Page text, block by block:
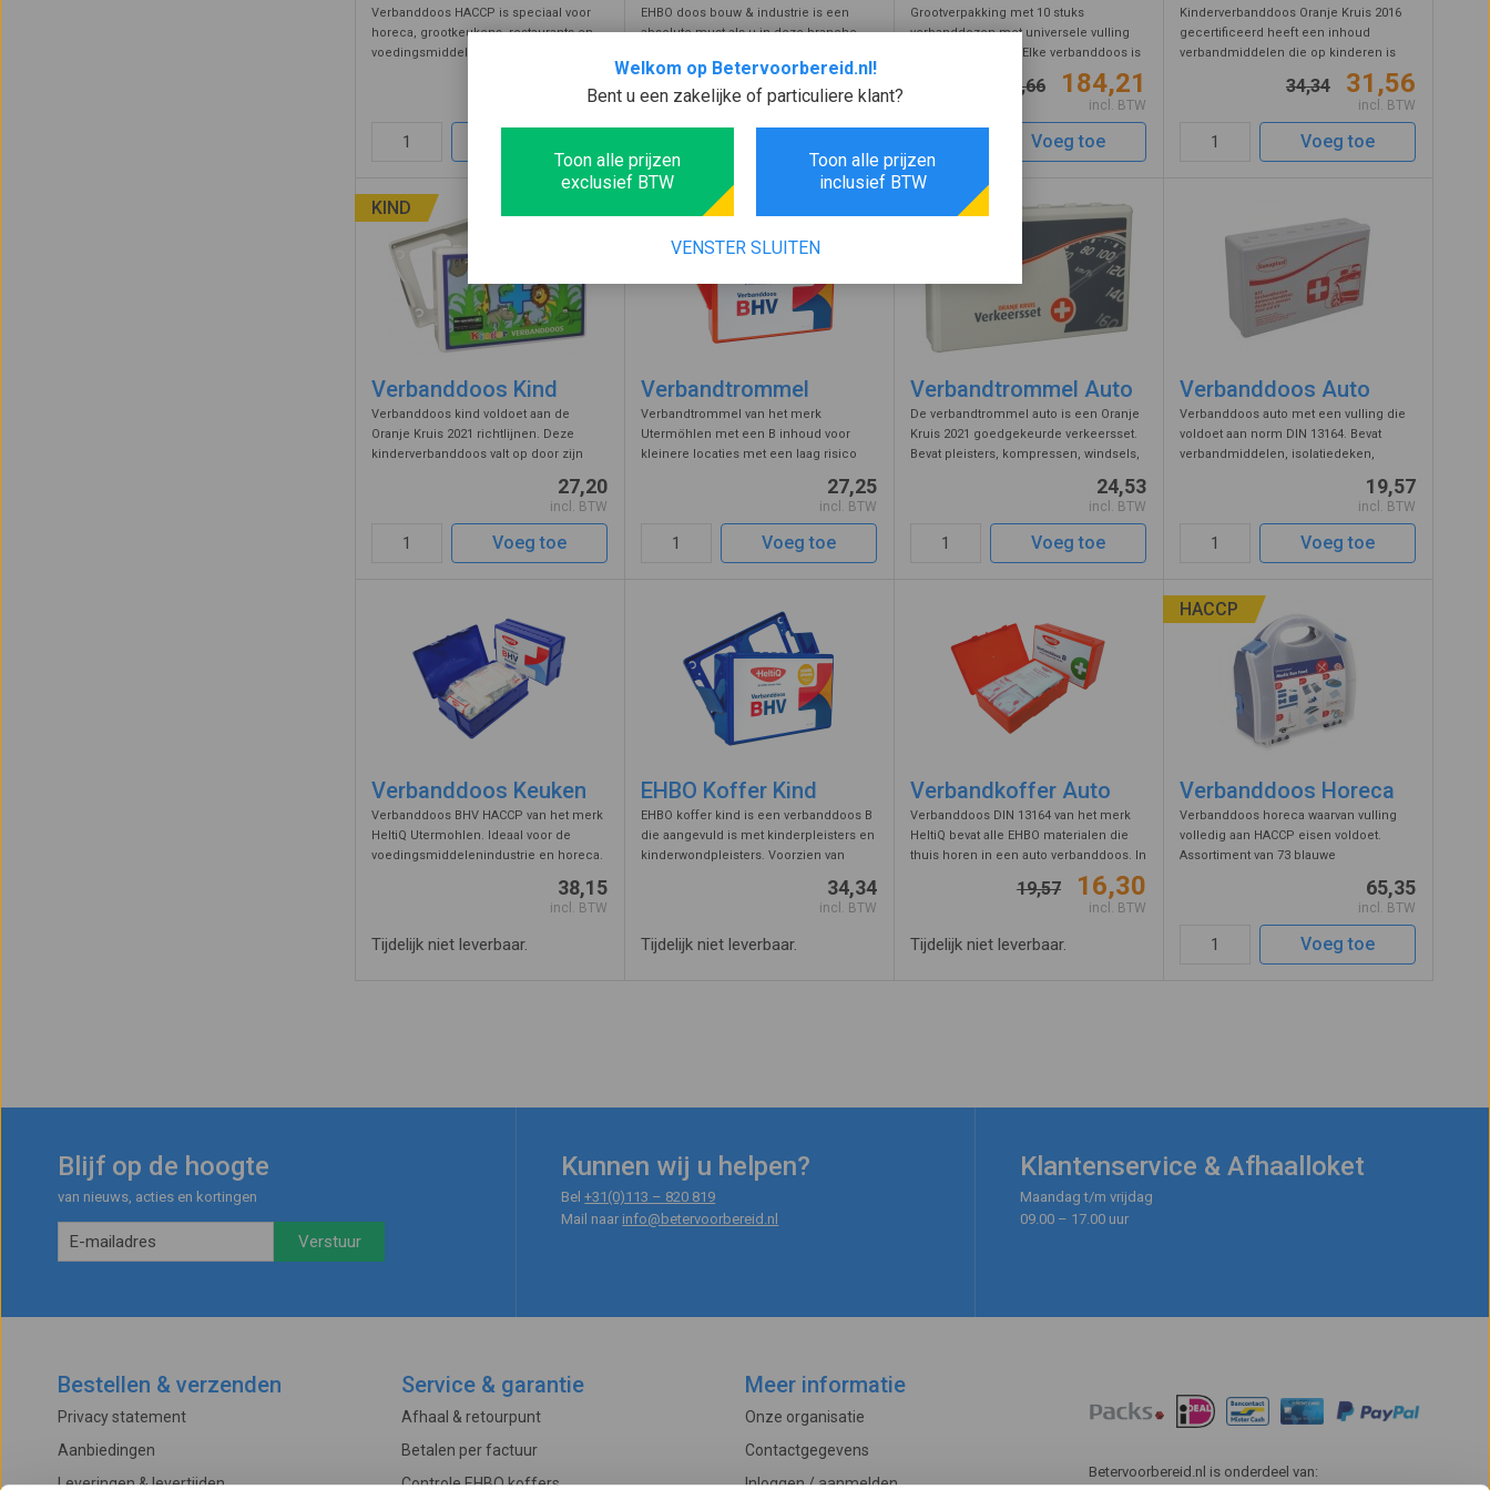
Verbanddoos HACCP is speciaal voor
horeca, grootkeukens, restaurants en
voedingsmiddelen industrie.
voorkomen dat er onopgeme ...
21,75
incl. BTW
EHBO doos bouw & industrie is een
absolute must als u in deze branche
verhouding een hoog aantal werk
gerelateerde ongevallen. Het werken
gebouwen i ...
26,98 21,75
incl. BTW
Grootverpakking met 10 stuks
verbanddozen met universele vulling
verbandmiddelen. Elke verbanddoos is
voorzien van een groene EHBO sticker
en wandbeugel. Deze EHBO doos komt
goed van pas bij kleine ongelukjes en
bev ...
195,66 184,21
incl. BTW
Voeg toe
Kinderverbanddoos Oranje Kruis 2016
gecertificeerd heeft een inhoud
verbandmiddelen die op kinderen is
afgestemd, en pleisters met een
kindvriendelijke print. Extra grappig is
het vel met 22 kanjerstickers, daar wor
34,34 31,56
incl. BTW
Voeg toe
KIND
Verbanddoos Kind
Verbanddoos kind voldoet aan de
Oranje Kruis 2021 richtlijnen. Deze
kinderverbanddoos valt op door zijn
Bevestig deze verbandkoffer aan de
wand in uw kinderopvang, school of crè
27,20
incl. BTW
Voeg toe
Verbandtrommel
Verbandtrommel van het merk
Utermöhlen met een B inhoud voor
kleinere locaties met een laag risico
wordt geleverd met beugel voor
bevestiging aan de muur of wand van
uw bedrijfs ...
27,25
incl. BTW
Voeg toe
Verbandtrommel Auto
De verbandtrommel auto is een Oranje
Kruis 2021 goedgekeurde verkeersset.
Bevat pleisters, kompressen, windsels,
reddingsdeken, handschoenen, schaar
en pincet. Ook erg handig als u ...
24,53
incl. BTW
Voeg toe
Verbanddoos Auto
Verbanddoos auto met een vulling die
voldoet aan norm DIN 13164. Bevat
verbandmiddelen, isolatiedeken,
vingertoppleisters en pleisterstrips.
Verder treft u in de inhoud een
verbandsch ...
19,57
incl. BTW
Voeg toe
Verbanddoos Keuken
Verbanddoos BHV HACCP van het merk
HeltiQ Utermohlen. Ideaal voor de
voedingsmiddelenindustrie en horeca.
EHBO materialen. Wordt geleverd38,15
incl. BTW
Tijdelijk niet leverbaar.
EHBO Koffer Kind
EHBO koffer kind is een verbanddoos B
die aangevuld is met kinderpleisters en
kinderwondpleisters. Voorzien van
muur. Zo heeft u bij kleine ongelukjes
thuis, kinderopvang of school ...
34,34
incl. BTW
Tijdelijk niet leverbaar.
Verbandkoffer Auto
Verbanddoos DIN 13164 van het merk
HeltiQ bevat alle EHBO materialen die
thuis horen in een auto verbanddoos. In
sommige landen is het bij hebben van
deze koffer verplicht.19,57 16,30
incl. BTW
Tijdelijk niet leverbaar.
HACCP
Verbanddoos Horeca
Verbanddoos horeca waarvan vulling
volledig aan HACCP eisen voldoet.
Assortiment van 73 blauwe
verbanden en zwachtels, 3 hydrogel
vingercondooms, rol bla ...
65,35
incl. BTW
Voeg toe
Blijf op de hoogte
van nieuws, acties en kortingen
Kunnen wij u helpen?
Bel+31(0)113 – 820 819
Mail naar info@betervoorbereid.nl
Klantenservice & Afhaalloket
Maandag t/m vrijdag
09.00 – 17.00 uur
Bestellen & verzenden
Privacy statement
Aanbiedingen
Leveringen & levertijden
Service & garantie
Afhaal & retourpunt
Betalen per factuur
Controle EHBO koffers
Meer informatie
Onze organisatie
Contactgegevens
Inloggen / aanmelden
Betervoorbereid.nl is onderdeel van:
Welkom op Betervoorbereid.nl!
Bent u een zakelijke of particuliere klant?
Toon alle prijzen
exclusief BTW
Toon alle prijzen
inclusief BTW
VENSTER SLUITEN